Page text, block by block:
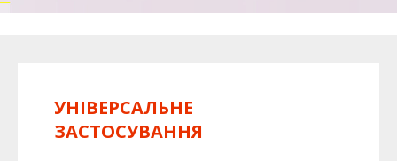
УНІВЕРСАЛЬНЕ
ЗАСТОСУВАННЯ